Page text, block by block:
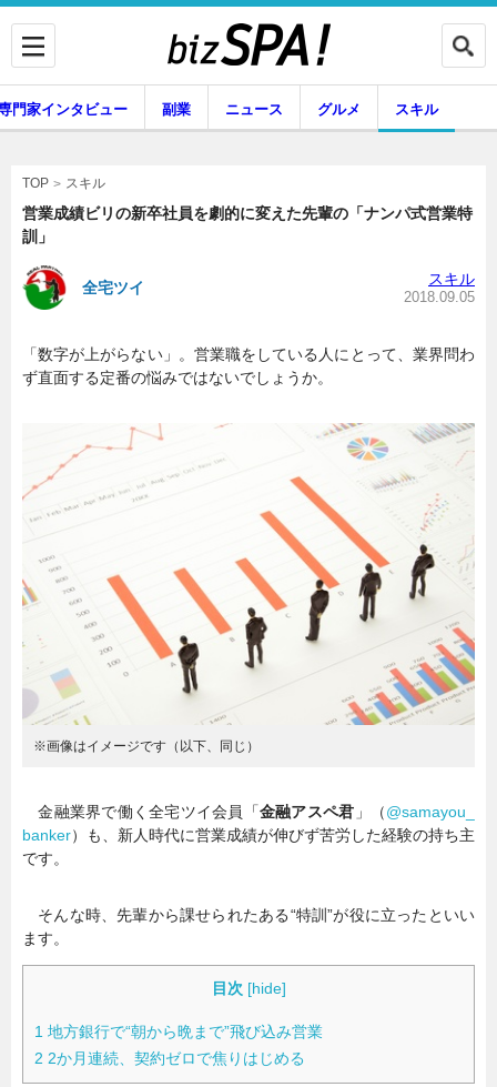
専門家インタビュー
副業 ニュース
グルメ スキル
エンタメ
連載一覧
門家インタビュー 副業 ニュース グルメ スキル
TOP スキル
営業成績ビリの新卒社員を劇的に変えた先輩の「ナンパ式営業特
訓」
全宅ツイ スキル
2018.09.05
「数字が上がらない」。営業職をしている人にとって、業界問わ
ず直面する定番の悩みではないでしょうか。
※画像はイメージです（以下、同じ）
金融業界で働く全宅ツイ会員「金融アスペ君 」（@samayou_
banker）も、新人時代に営業成績が伸びず苦労した経験の持ち主
です。
そんな時、先輩から課せられたある“特訓”が役に立ったといい
ます。
目次 [hide]
1 地方銀行で“朝から晩まで”飛び込み営業
2 2か月連続、契約ゼロで焦りはじめる